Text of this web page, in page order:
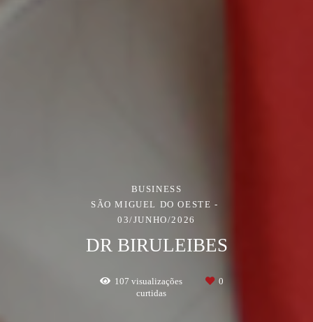
BUSINESS
SÃO MIGUEL DO OESTE
03/JUNHO/2026
DR BIRULEIBES
107 visualizações
0
curtidas